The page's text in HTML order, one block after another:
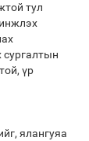
тул
сургалтын
үр
ялангуяа